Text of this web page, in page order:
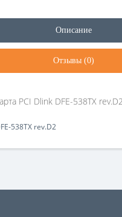
Описание
Отзывы (0)
PCI Dlink DFE-538TX rev.D2
538TX rev.D2